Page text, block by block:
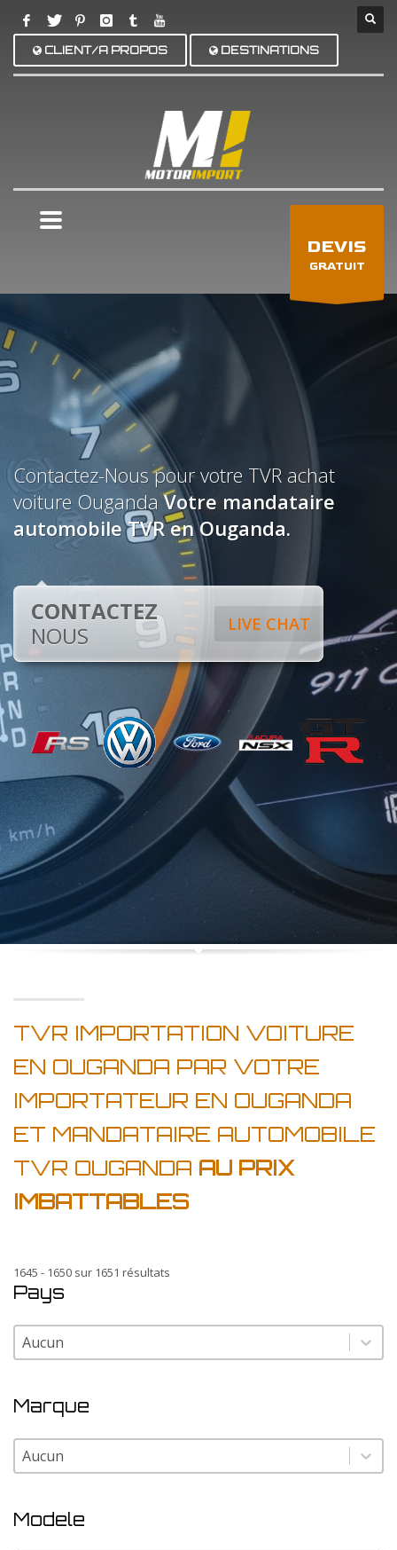
CLIENT/A PROPOS DESTINATIONS
DEVIS
GRATUIT
Contactez-Nous pour votre TVR achat
voiture OugandaVotre mandataire
automobile TVR en Ouganda.
LIVE CHAT
CONTACTEZ
NOUS
TVR IMPORTATION VOITURE
EN OUGANDA PAR VOTRE
IMPORTATEUR EN OUGANDA
ET MANDATAIRE AUTOMOBILE
TVR OUGANDA AU PRIX
IMBATTABLES
1645 - 1650 sur 1651 résultats
Pays
Pays
Pays
Marque
Marque
Marque
Modele